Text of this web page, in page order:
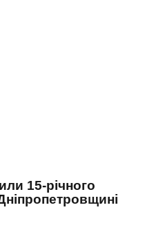
15-річного